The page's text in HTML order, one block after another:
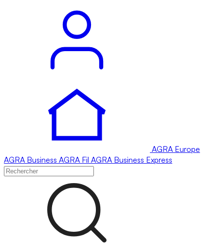
AGRA Europe
AGRA Business AGRA Fil AGRA Business Express